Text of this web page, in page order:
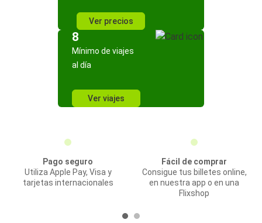
Ver precios
8
Mínimo de viajes
al día
Ver viajes
Pago seguro
Utiliza Apple Pay, Visa y
tarjetas internacionales
Fácil de comprar
Consigue tus billetes online,
en nuestra app o en una
Flixshop